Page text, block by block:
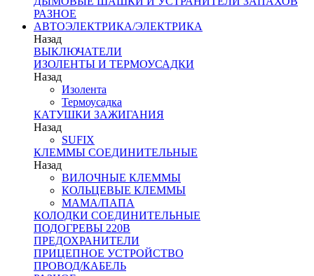
РАЗНОЕ
АВТОЭЛЕКТРИКА/ЭЛЕКТРИКА
Назад
ВЫКЛЮЧАТЕЛИ
ИЗОЛЕНТЫ И ТЕРМОУСАДКИ
Назад
Изолента
Термоусадка
КАТУШКИ ЗАЖИГАНИЯ
Назад
SUFIX
КЛЕММЫ СОЕДИНИТЕЛЬНЫЕ
Назад
ВИЛОЧНЫЕ КЛЕММЫ
КОЛЬЦЕВЫЕ КЛЕММЫ
МАМА/ПАПА
КОЛОДКИ СОЕДИНИТЕЛЬНЫЕ
ПОДОГРЕВЫ 220В
ПРЕДОХРАНИТЕЛИ
ПРИЦЕПНОЕ УСТРОЙСТВО
ПРОВОД/КАБЕЛЬ